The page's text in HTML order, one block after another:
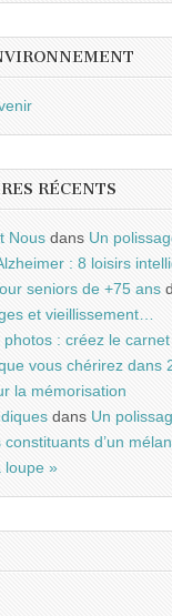
RÉCENTS
Nous dans Un
: 8 loisirs
seniors de +75 ans
et vieillissement…
: créez le
vous chérirez dans
la mémorisation
dans Un
constituants d’un
loupe »